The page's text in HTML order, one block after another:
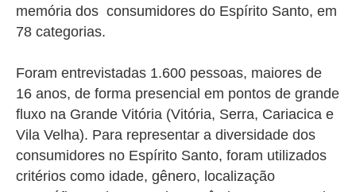
memória dos consumidores do Espírito Santo, em
78 categorias.
Foram entrevistadas 1.600 pessoas, maiores de
16 anos, de forma presencial em pontos de grande
fluxo na Grande Vitória (Vitória, Serra, Cariacica e
Vila Velha). Para representar a diversidade dos
consumidores no Espírito Santo, foram utilizados
critérios como idade, gênero, localização